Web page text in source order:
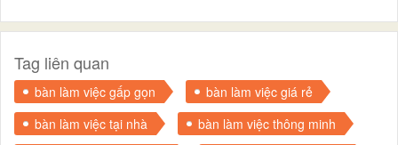
Tag liên quan
bàn làm việc gấp gọn
bàn làm việc giá rẻ
bàn làm việc tại nhà
bàn làm việc thông minh